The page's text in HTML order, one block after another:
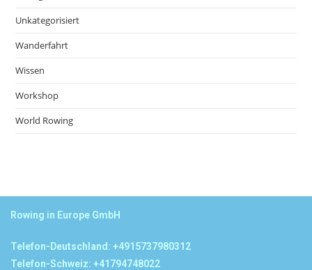
Unkategorisiert
Wanderfahrt
Wissen
Workshop
World Rowing
Rowing in Europe GmbH
Telefon-Deutschland: +4915737980312
Telefon-Schweiz: +41794748022